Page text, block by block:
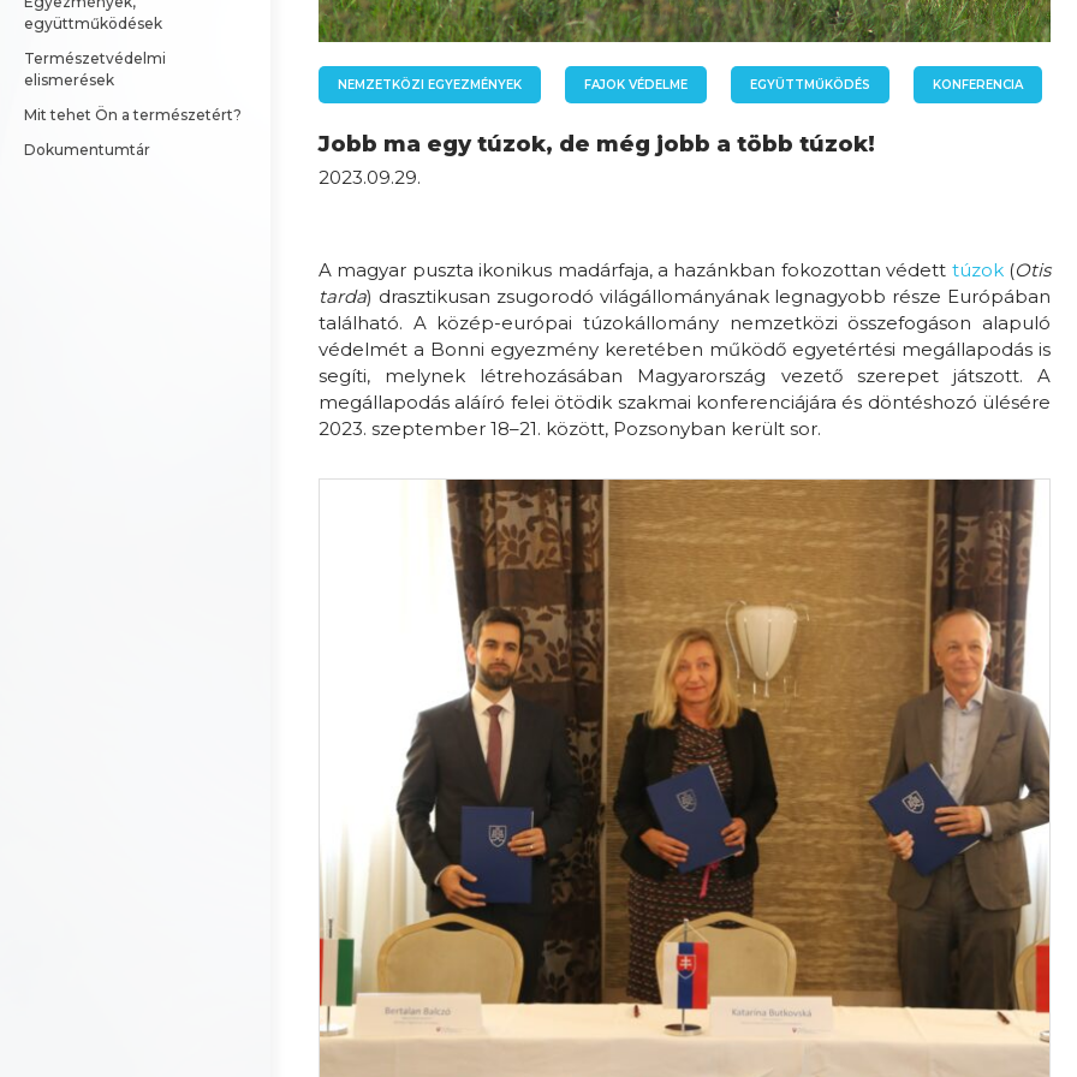
együttműködések
Természetvédelmi
elismerések
Mit tehet Ön a természetért?
Dokumentumtár
NEMZETKÖZI EGYEZMÉNYEK FAJOK VÉDELME EGYÜTTMŰKÖDÉS KONFERENCIA
Jobb ma egy túzok, de még jobb a több túzok!
2023.09.29.
A magyar puszta ikonikus madárfaja, a hazánkban fokozottan védett túzok(Otis
tarda) drasztikusan zsugorodó világállományának legnagyobb része Európában
található. A közép-európai túzokállomány nemzetközi összefogáson alapuló
védelmét a Bonni egyezmény keretében működő egyetértési megállapodás is
segíti, melynek létrehozásában Magyarország vezető szerepet játszott. A
megállapodás aláíró felei ötödik szakmai konferenciájára és döntéshozó ülésére
2023. szeptember 18–21. között, Pozsonyban került sor.